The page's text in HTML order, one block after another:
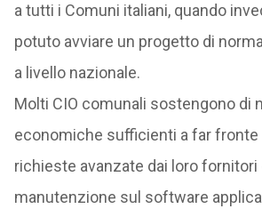
a tutti i Comuni italiani, quando
potuto avviare un progetto di
a livello nazionale.
Molti CIO comunali sostengono di
economiche sufficienti a far fronte
richieste avanzate dai loro
manutenzione sul software